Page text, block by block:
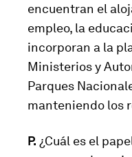
encuentran el
empleo, la
incorporan a la
Ministerios y
Parques
manteniendo los
P. ¿Cuál es el